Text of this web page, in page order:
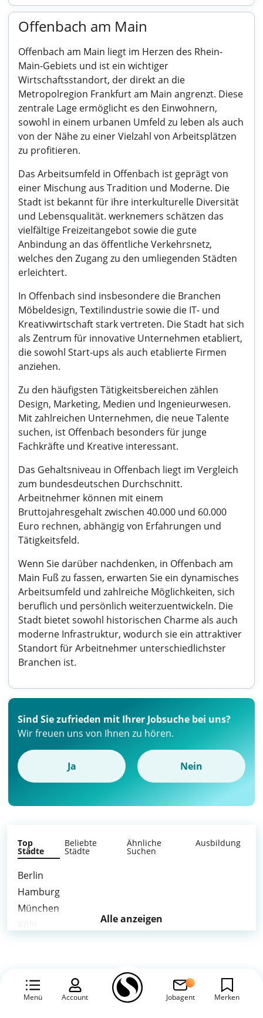
Offenbach am Main
Offenbach am Main liegt im Herzen des Rhein-
Main-Gebiets und ist ein wichtiger
Wirtschaftsstandort, der direkt an die
Metropolregion Frankfurt am Main angrenzt. Diese
zentrale Lage ermöglicht es den Einwohnern,
sowohl in einem urbanen Umfeld zu leben als auch
von der Nähe zu einer Vielzahl von Arbeitsplätzen
zu profitieren.
Das Arbeitsumfeld in Offenbach ist geprägt von
einer Mischung aus Tradition und Moderne. Die
Stadt ist bekannt für ihre interkulturelle Diversität
und Lebensqualität. werknemers schätzen das
vielfältige Freizeitangebot sowie die gute
Anbindung an das öffentliche Verkehrsnetz,
welches den Zugang zu den umliegenden Städten
erleichtert.
In Offenbach sind insbesondere die Branchen
Möbeldesign, Textilindustrie sowie die IT- und
Kreativwirtschaft stark vertreten. Die Stadt hat sich
als Zentrum für innovative Unternehmen etabliert,
die sowohl Start-ups als auch etablierte Firmen
anziehen.
Zu den häufigsten Tätigkeitsbereichen zählen
Design, Marketing, Medien und Ingenieurwesen.
Mit zahlreichen Unternehmen, die neue Talente
suchen, ist Offenbach besonders für junge
Fachkräfte und Kreative interessant.
Das Gehaltsniveau in Offenbach liegt im Vergleich
zum bundesdeutschen Durchschnitt.
Arbeitnehmer können mit einem
Bruttojahresgehalt zwischen 40.000 und 60.000
Euro rechnen, abhängig von Erfahrungen und
Tätigkeitsfeld.
Wenn Sie darüber nachdenken, in Offenbach am
Main Fuß zu fassen, erwarten Sie ein dynamisches
Arbeitsumfeld und zahlreiche Möglichkeiten, sich
beruflich und persönlich weiterzuentwickeln. Die
Stadt bietet sowohl historischen Charme als auch
moderne Infrastruktur, wodurch sie ein attraktiver
Standort für Arbeitnehmer unterschiedlichster
Branchen ist.
Menü Account Jobagent Merken
Sind Sie zufrieden mit Ihrer Jobsuche bei uns?
Wir freuen uns von Ihnen zu hören.
Ja Nein
Top
Städte
Beliebte
Städte
Ähnliche
Suchen
Ausbildung
Berlin
Hamburg
München
Leipzig
Alle anzeigen